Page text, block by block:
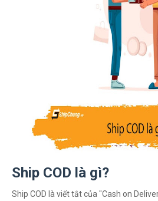
Ship COD là gì?
Ship COD là viết tắt của "Cash on